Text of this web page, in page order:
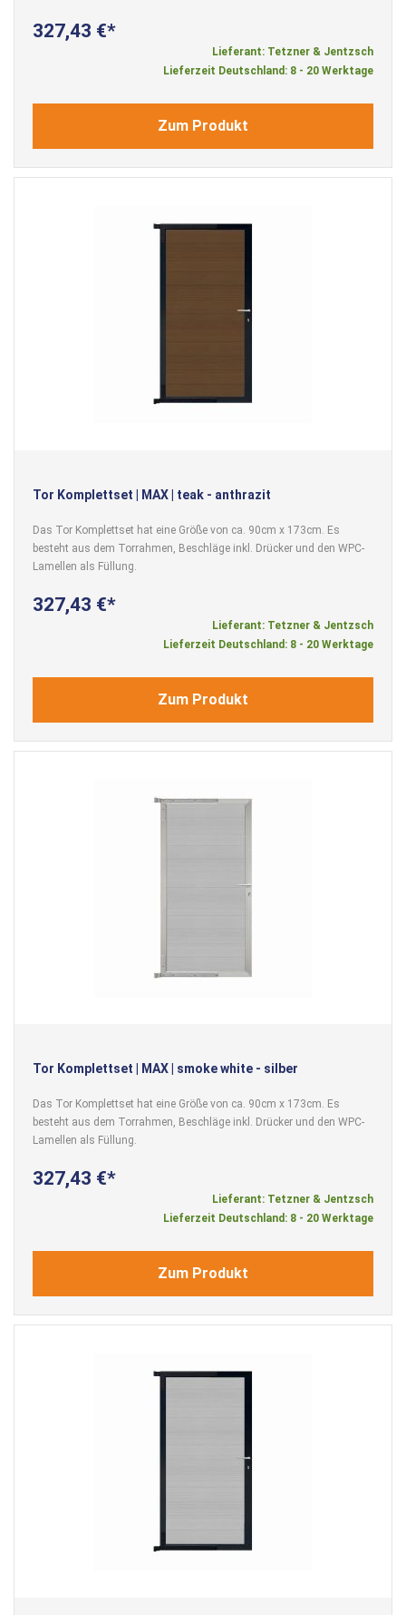
327,43 €
Lieferant: Tetzner & Jentzsch
Lieferzeit Deutschland: 8 - 20 Werktage
Zum Produkt
Tor Komplettset | MAX | teak - anthrazit
Das Tor Komplettset hat eine Größe von ca. 90cm x 173cm. Es
besteht aus dem Torrahmen, Beschläge inkl. Drücker und den WPC-
Lamellen als Füllung.
327,43 €
Lieferant: Tetzner & Jentzsch
Lieferzeit Deutschland: 8 - 20 Werktage
Zum Produkt
Tor Komplettset | MAX | smoke white - silber
Das Tor Komplettset hat eine Größe von ca. 90cm x 173cm. Es
besteht aus dem Torrahmen, Beschläge inkl. Drücker und den WPC-
Lamellen als Füllung.
327,43 €
Lieferant: Tetzner & Jentzsch
Lieferzeit Deutschland: 8 - 20 Werktage
Zum Produkt